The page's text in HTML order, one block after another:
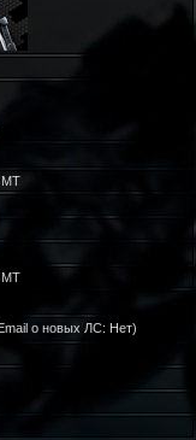
о новых ЛС: Нет)